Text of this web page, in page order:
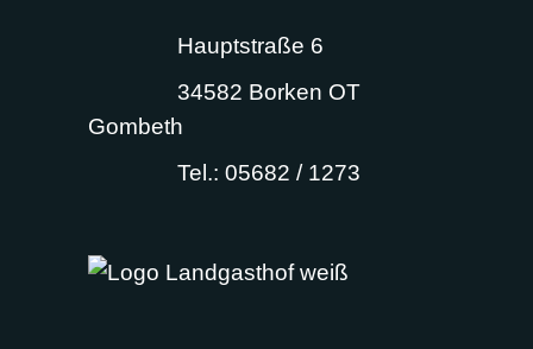
Hauptstraße 6
34582 Borken OT
Gombeth
Tel.: 05682 / 1273